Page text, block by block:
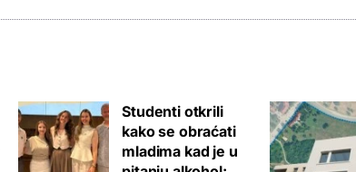
Studenti otkrili
kako se obraćati
mladima kad je u